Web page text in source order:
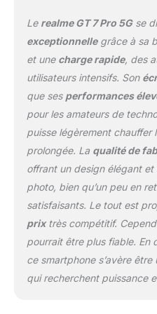
Le realme GT 7 Pro 5Gse
exceptionnellegrâce à sa
et une charge rapide, des
utilisateurs intensifs. Son
que ses performances
pour les amateurs de
puisse légèrement chauffer
prolongée. La qualité de
offrant un design élégant et
photo, bien qu’un peu en
satisfaisants. Le tout est
prixtrès compétitif.
pourrait être plus fiable. En
ce smartphone s’avère
qui recherchent puissance